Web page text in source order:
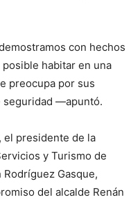
con hechos
habitar en una
preocupa por sus
seguridad —apuntó.
el presidente de la
y Turismo de
Rodríguez Gasque,
del alcalde Renán